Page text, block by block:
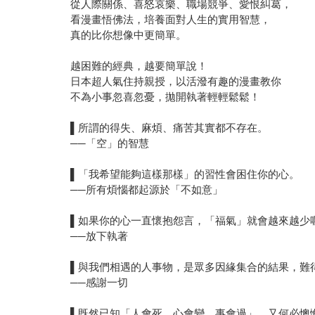
從人際關係、喜怒哀樂、職場競爭、愛恨糾葛，
看漫畫悟佛法，培養面對人生的實用智慧，
真的比你想像中更簡單。
越困難的經典，越要簡單說！
日本超人氣住持親授，以活潑有趣的漫畫教你
不為小事忽喜忽憂，拋開執著輕輕鬆鬆！
▌所謂的得失、麻煩、痛苦其實都不存在。
──「空」的智慧
▌「我希望能夠這樣那樣」的習性會困住你的心。
──所有煩惱都起源於「不如意」
▌如果你的心一直懷抱怨言，「福氣」就會越來越少
──放下執著
▌與我們相遇的人事物，是眾多因緣集合的結果，難
──感謝一切